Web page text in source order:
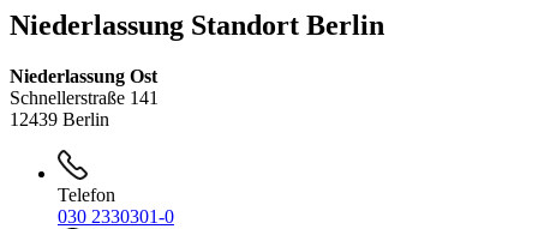
Niederlassung Standort Berlin
Niederlassung Ost
Schnellerstraße 141
12439 Berlin
Telefon
030 2330301-0